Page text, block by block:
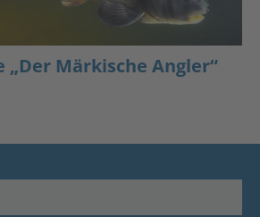
„Der Märkische Angler“